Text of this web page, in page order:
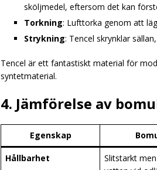
sköljmedel, eftersom det kan
Torkning: Lufttorka genom att
Strykning: Tencel skrynklar
Tencel är ett fantastiskt material för
syntetmaterial.
4. Jämförelse av
Egenskap
Hållbarhet
Slitstarkt